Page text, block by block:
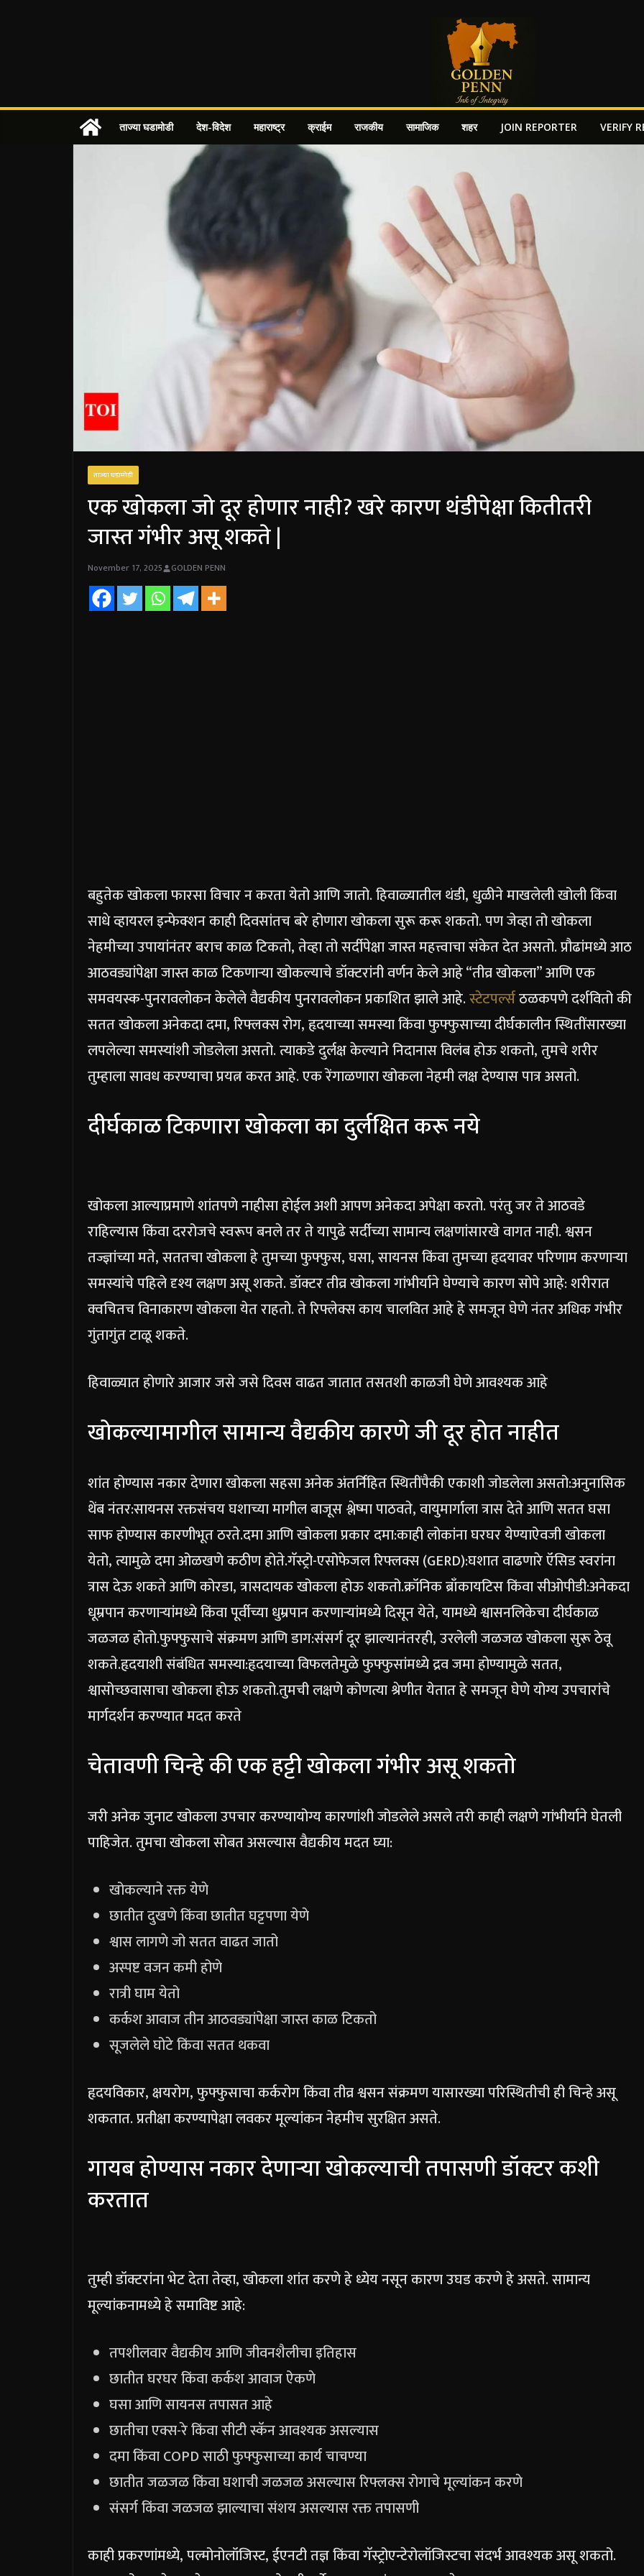
ताज्या घडामोडी देश-विदेश महाराष्ट्र क्राईम राजकीय सामाजिक शहर JOIN REPORTER VERIFY
ताज्या घडामोडी
एक खोकला जो दूर होणार नाही? खरे कारण थंडीपेक्षा कितीतरी
जास्त गंभीर असू शकते |
November 17, 2025 GOLDEN PENN
बहुतेक खोकला फारसा विचार न करता येतो आणि जातो. हिवाळ्यातील थंडी, धुळीने माखलेली खोली किंवा
साधे व्हायरल इन्फेक्शन काही दिवसांतच बरे होणारा खोकला सुरू करू शकतो. पण जेव्हा तो खोकला
नेहमीच्या उपायांनंतर बराच काळ टिकतो, तेव्हा तो सर्दीपेक्षा जास्त महत्त्वाचा संकेत देत असतो.प्रौढांमध्ये आठ
आठवड्यांपेक्षा जास्त काळ टिकणाऱ्या खोकल्याचे डॉक्टरांनी वर्णन केले आहे “तीव्र खोकला” आणि एक
समवयस्क-पुनरावलोकन केलेले वैद्यकीय पुनरावलोकन प्रकाशित झाले आहे.स्टेटपर्ल्सठळकपणे दर्शवितो की
सतत खोकला अनेकदा दमा, रिफ्लक्स रोग, हृदयाच्या समस्या किंवा फुफ्फुसाच्या दीर्घकालीन स्थितींसारख्या
लपलेल्या समस्यांशी जोडलेला असतो. त्याकडे दुर्लक्ष केल्याने निदानास विलंब होऊ शकतो, तुमचे शरीर
तुम्हाला सावध करण्याचा प्रयत्न करत आहे. एक रेंगाळणारा खोकला नेहमी लक्ष देण्यास पात्र असतो.
दीर्घकाळ टिकणारा खोकला का दुर्लक्षित करू नये
खोकला आल्याप्रमाणे शांतपणे नाहीसा होईल अशी आपण अनेकदा अपेक्षा करतो. परंतु जर ते आठवडे
राहिल्यास किंवा दररोजचे स्वरूप बनले तर ते यापुढे सर्दीच्या सामान्य लक्षणांसारखे वागत नाही. श्वसन
तज्ज्ञांच्या मते, सततचा खोकला हे तुमच्या फुफ्फुस, घसा, सायनस किंवा तुमच्या हृदयावर परिणाम करणाऱ्या
समस्यांचे पहिले दृश्य लक्षण असू शकते. डॉक्टर तीव्र खोकला गांभीर्याने घेण्याचे कारण सोपे आहे: शरीरात
क्वचितच विनाकारण खोकला येत राहतो. ते रिफ्लेक्स काय चालवित आहे हे समजून घेणे नंतर अधिक गंभीर
गुंतागुंत टाळू शकते.
हिवाळ्यात होणारे आजार जसे जसे दिवस वाढत जातात तसतशी काळजी घेणे आवश्यक आहे
खोकल्यामागील सामान्य वैद्यकीय कारणे जी दूर होत नाहीत
शांत होण्यास नकार देणारा खोकला सहसा अनेक अंतर्निहित स्थितींपैकी एकाशी जोडलेला असतो:अनुनासिक
थेंब नंतर:सायनस रक्तसंचय घशाच्या मागील बाजूस श्लेष्मा पाठवते, वायुमार्गाला त्रास देते आणि सतत घसा
साफ होण्यास कारणीभूत ठरते.दमा आणि खोकला प्रकार दमा:काही लोकांना घरघर येण्याऐवजी खोकला
येतो, त्यामुळे दमा ओळखणे कठीण होते.गॅस्ट्रो-एसोफेजल रिफ्लक्स (GERD):घशात वाढणारे ऍसिड स्वरांना
त्रास देऊ शकते आणि कोरडा, त्रासदायक खोकला होऊ शकतो.क्रॉनिक ब्राँकायटिस किंवा सीओपीडी:अनेकदा
धूम्रपान करणाऱ्यांमध्ये किंवा पूर्वीच्या धुम्रपान करणाऱ्यांमध्ये दिसून येते, यामध्ये श्वासनलिकेचा दीर्घकाळ
जळजळ होतो.फुफ्फुसाचे संक्रमण आणि डाग:संसर्ग दूर झाल्यानंतरही, उरलेली जळजळ खोकला सुरू ठेवू
शकते.हृदयाशी संबंधित समस्या:हृदयाच्या विफलतेमुळे फुफ्फुसांमध्ये द्रव जमा होण्यामुळे सतत,
श्वासोच्छवासाचा खोकला होऊ शकतो.तुमची लक्षणे कोणत्या श्रेणीत येतात हे समजून घेणे योग्य उपचारांचे
मार्गदर्शन करण्यात मदत करते
चेतावणी चिन्हे की एक हट्टी खोकला गंभीर असू शकतो
जरी अनेक जुनाट खोकला उपचार करण्यायोग्य कारणांशी जोडलेले असले तरी काही लक्षणे गांभीर्याने घेतली
पाहिजेत. तुमचा खोकला सोबत असल्यास वैद्यकीय मदत घ्या:
खोकल्याने रक्त येणे
छातीत दुखणे किंवा छातीत घट्टपणा येणे
श्वास लागणे जो सतत वाढत जातो
अस्पष्ट वजन कमी होणे
रात्री घाम येतो
कर्कश आवाज तीन आठवड्यांपेक्षा जास्त काळ टिकतो
सूजलेले घोटे किंवा सतत थकवा
हृदयविकार, क्षयरोग, फुफ्फुसाचा कर्करोग किंवा तीव्र श्वसन संक्रमण यासारख्या परिस्थितीची ही चिन्हे असू
शकतात. प्रतीक्षा करण्यापेक्षा लवकर मूल्यांकन नेहमीच सुरक्षित असते.
गायब होण्यास नकार देणाऱ्या खोकल्याची तपासणी डॉक्टर कशी
करतात
तुम्ही डॉक्टरांना भेट देता तेव्हा, खोकला शांत करणे हे ध्येय नसून कारण उघड करणे हे असते. सामान्य
मूल्यांकनामध्ये हे समाविष्ट आहे:
तपशीलवार वैद्यकीय आणि जीवनशैलीचा इतिहास
छातीत घरघर किंवा कर्कश आवाज ऐकणे
घसा आणि सायनस तपासत आहे
छातीचा एक्स-रे किंवा सीटी स्कॅन आवश्यक असल्यास
दमा किंवा COPD साठी फुफ्फुसाच्या कार्य चाचण्या
छातीत जळजळ किंवा घशाची जळजळ असल्यास रिफ्लक्स रोगाचे मूल्यांकन करणे
संसर्ग किंवा जळजळ झाल्याचा संशय असल्यास रक्त तपासणी
काही प्रकरणांमध्ये, पल्मोनोलॉजिस्ट, ईएनटी तज्ञ किंवा गॅस्ट्रोएन्टेरोलॉजिस्टचा संदर्भ आवश्यक असू शकतो.